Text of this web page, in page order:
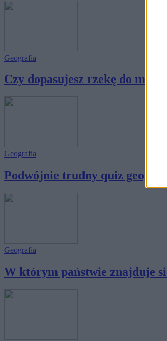
Geografia
Czy dopasujesz rzekę do
Geografia
Podwójnie trudny quiz
Geografia
W którym państwie znajduje